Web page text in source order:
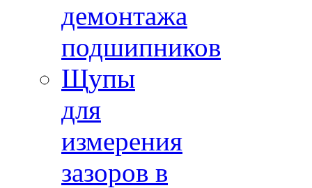
демонтажа
подшипников
Щупы
для
измерения
зазоров в